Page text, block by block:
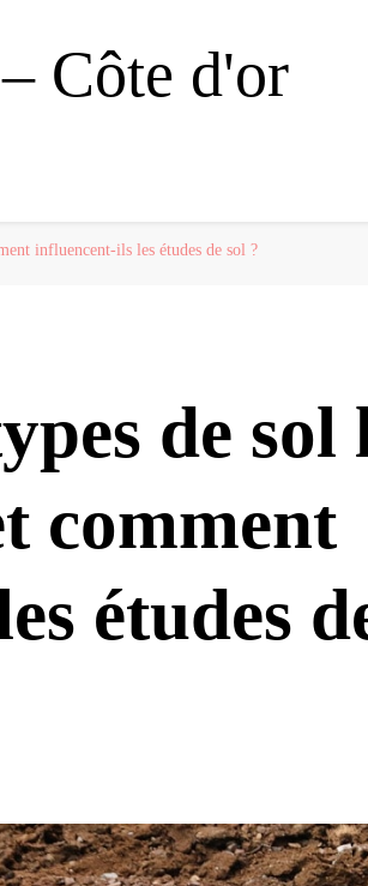
Côte d'or
influencent-ils les études de sol ?
de sol
comment
études